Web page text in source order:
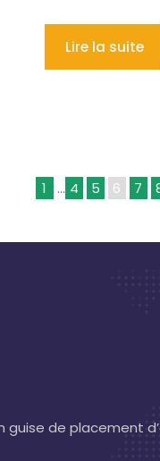
Lire la suite
1 … 4 5 6 7
de placement